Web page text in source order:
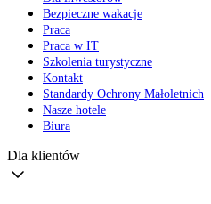
Bezpieczne wakacje
Praca
Praca w IT
Szkolenia turystyczne
Kontakt
Standardy Ochrony Małoletnich
Nasze hotele
Biura
Dla klientów